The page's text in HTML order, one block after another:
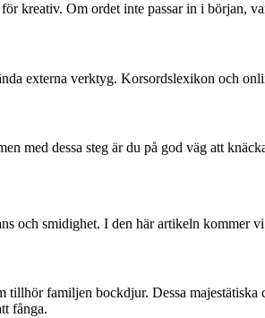
kreativ. Om ordet inte passar in i början,
externa verktyg. Korsordslexikon och
med dessa steg är du på god väg att
och smidighet. I den här artikeln kommer
tillhör familjen bockdjur. Dessa
fånga.